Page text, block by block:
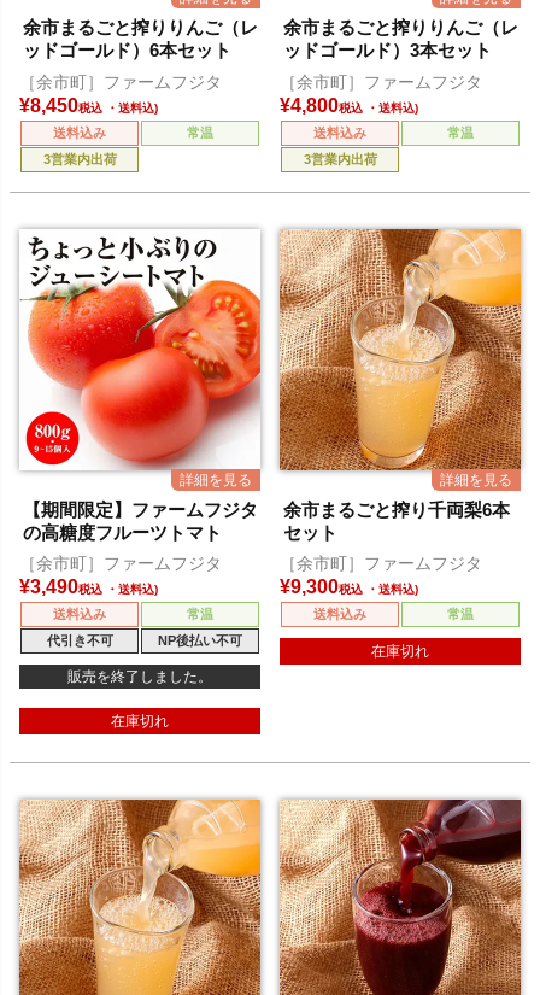
余市まるごと搾りりんご（レ
ッドゴールド）6本セット
［余市町］ファームフジタ
¥8,450税込
送料込み
常温
3営業内出荷
余市まるごと搾りりんご（レ
ッドゴールド）3本セット
［余市町］ファームフジタ
¥4,800税込
送料込み
常温
3営業内出荷
【期間限定】ファームフジタ
の高糖度フルーツトマト
［余市町］ファームフジタ
¥3,490税込
送料込み
常温
代引き不可
NP後払い不可
販売を終了しました。
在庫切れ
余市まるごと搾り千両梨6本
セット
［余市町］ファームフジタ
¥9,300税込
送料込み 常温
在庫切れ